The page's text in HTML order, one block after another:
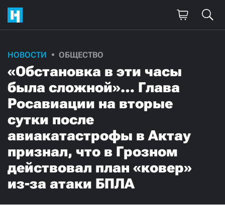
НОВОСТИ ОБЩЕСТВО
«Обстановка в эти часы
была сложной»… Глава
Росавиации на вторые
сутки после
авиакатастрофы в Актау
признал, что в Грозном
действовал план «ковер»
из-за атаки БПЛА